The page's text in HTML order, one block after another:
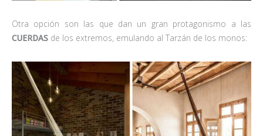
Otra opción son las que dan un gran protagonismo a las
CUERDAS de los extremos, emulando al Tarzán de los monos: